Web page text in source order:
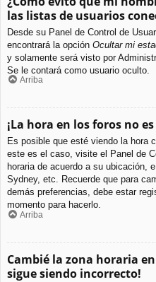
las listas de usuarios
Desde su Panel de Control de
encontrará la opción Ocultar mi
y solamente será visto por
Se le contará como usuario oculto.
Arriba
¡La hora en los foros no
Es posible que esté viendo la hora
este es el caso, visite el Panel de
horaria de acuerdo a su ubicación,
Sydney, etc. Recuerde que para
demás preferencias, debe estar
momento para hacerlo.
Arriba
Cambié la zona horaria
sigue siendo incorrecto!